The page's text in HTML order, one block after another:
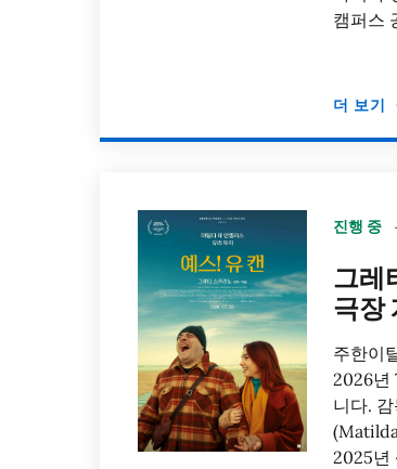
캠퍼스
더 보기
진행 중
그레
극장
주한이
2026년
니다.
2025년